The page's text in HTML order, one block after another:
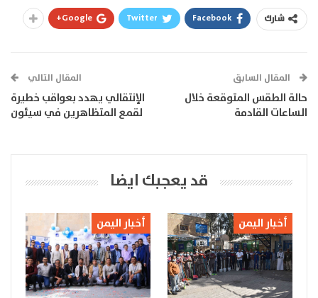
شارك Facebook
Twitter
Google+
المقال السابق
حالة الطقس المتوقعة خلال
الساعات القادمة
المقال التالي
الإنتقالي يهدد بعواقب خطيرة
لقمع المتظاهرين في سيئون
قد يعجبك ايضا
أخبار اليمن أخبار اليمن